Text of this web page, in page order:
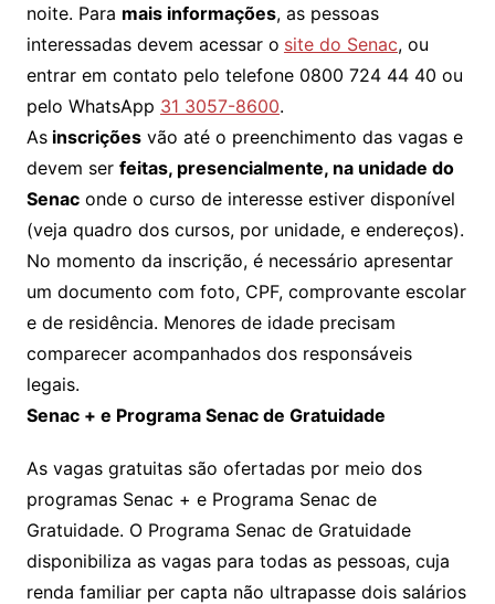
noite. Para mais informações, as pessoas
interessadas devem acessar o site do Senac, ou
entrar em contato pelo telefone 0800 724 44 40 ou
pelo WhatsApp 31 3057-8600.
Asinscriçõesvão até o preenchimento das vagas e
devem ser feitas, presencialmente, na unidade do
Senaconde o curso de interesse estiver disponível
(veja quadro dos cursos, por unidade, e endereços).
No momento da inscrição, é necessário apresentar
um documento com foto, CPF, comprovante escolar
e de residência. Menores de idade precisam
comparecer acompanhados dos responsáveis
legais.
Senac + e Programa Senac de Gratuidade
As vagas gratuitas são ofertadas por meio dos
programas Senac + e Programa Senac de
Gratuidade. O Programa Senac de Gratuidade
disponibiliza as vagas para todas as pessoas, cuja
renda familiar per capta não ultrapasse dois salários